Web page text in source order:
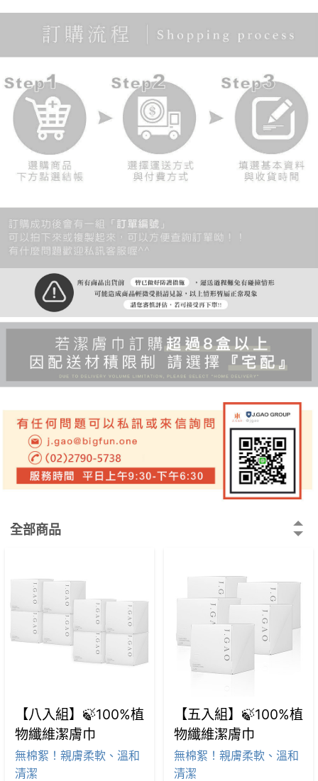
全部商品
【八入組】🍃100%植
物纖維潔膚巾
無棉絮！親膚柔軟、溫和
清潔
【五入組】🍃100%植
物纖維潔膚巾
無棉絮！親膚柔軟、溫和
清潔